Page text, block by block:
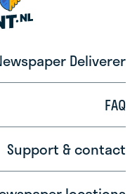
Deliverer
FAQ
Support & contact